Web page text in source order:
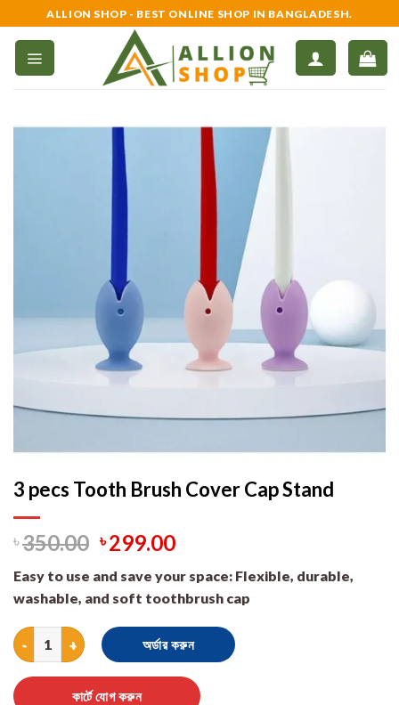
to
content
ALLION SHOP - BEST ONLINE SHOP IN BANGLADESH.
3 pecs Tooth Brush Cover Cap Stand
৳350.00 ৳299.00
Easy to use and save your space: Flexible, durable,
washable, and soft toothbrush cap
3 pecs Tooth Brush Cover Cap Stand quantity
অর্ডার করুন
কার্টে যোগ করুন